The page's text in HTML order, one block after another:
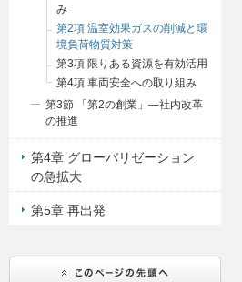
み
第2項 温室効果ガスの削減と環
境負荷物質対策
第3項 限りある資源を有効活用
第4項 車両安全への取り組み
第3節 「第2の創業」―社内改革
の推進
第4章 グローバリゼーション
の急拡大
第5章 再出発